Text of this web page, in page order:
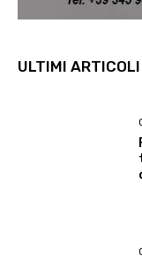
ULTIMI ARTICOLI